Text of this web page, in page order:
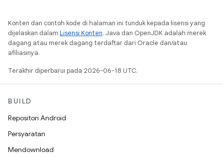
Konten dan contoh kode di halaman ini tunduk kepada lisensi yang
dijelaskan dalam Lisensi Konten. Java dan OpenJDK adalah merek
dagang atau merek dagang terdaftar dari Oracle dan/atau
afiliasinya.
Terakhir diperbarui pada 2026-06-18 UTC.
BUILD
Repositori Android
Persyaratan
Mendownload